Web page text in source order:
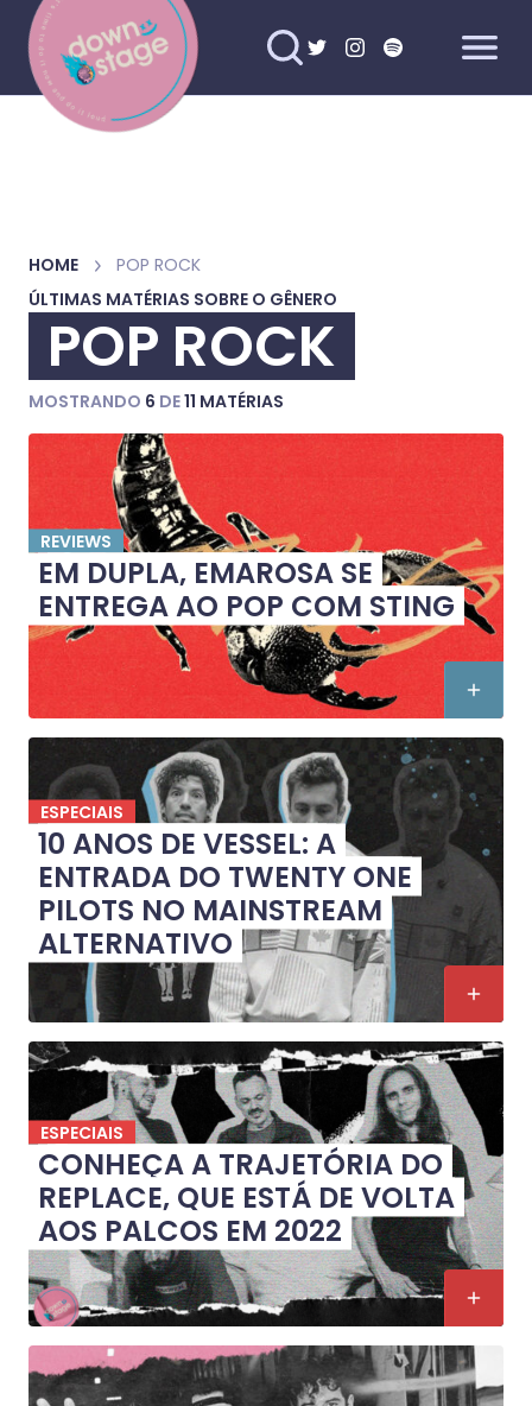
HOME
POP ROCK
ÚLTIMAS MATÉRIAS SOBRE O GÊNERO
POP ROCK
MOSTRANDO 6 DE11 MATÉRIAS
REVIEWS
EM DUPLA, EMAROSA SE
ENTREGA AO POP COM STING
ESPECIAIS
10 ANOS DE VESSEL: A
ENTRADA DO TWENTY ONE
PILOTS NO MAINSTREAM
ALTERNATIVO
ESPECIAIS
CONHEÇA A TRAJETÓRIA DO
REPLACE, QUE ESTÁ DE VOLTA
AOS PALCOS EM 2022